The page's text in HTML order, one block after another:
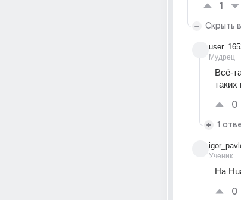
1
Скрыть
Мудрец
Всё-
таких
0
1
Ученик
На
0